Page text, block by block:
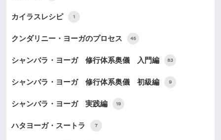
カイラスレシピ 1
クンダリニー・ヨーガのプロセス 45
シャンバラ・ヨーガ 修行体系奥儀 入門編 83
シャンバラ・ヨーガ 修行体系奥儀 初級編 9
シャンバラ・ヨーガ 実践編 19
ハタヨーガ・スートラ 7